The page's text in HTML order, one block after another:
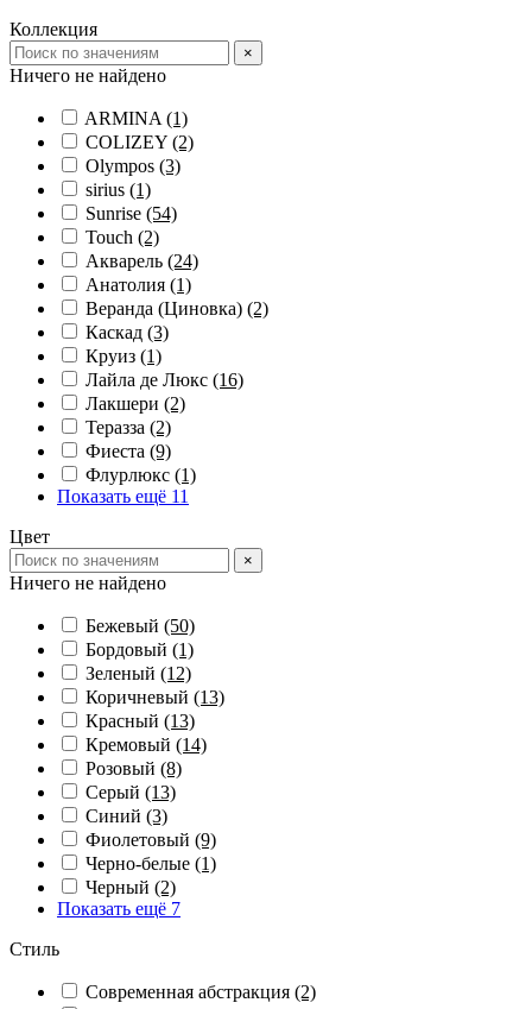
Коллекция
×
Ничего не найдено
ARMINA (1)
COLIZEY (2)
Olympos (3)
sirius (1)
Sunrise (54)
Touch (2)
Акварель (24)
Анатолия (1)
Веранда (Циновка) (2)
Каскад (3)
Круиз (1)
Лайла де Люкс (16)
Лакшери (2)
Теразза (2)
Фиеста (9)
Флурлюкс (1)
Показать ещё 11
Цвет
×
Ничего не найдено
Бежевый (50)
Бордовый (1)
Зеленый (12)
Коричневый (13)
Красный (13)
Кремовый (14)
Розовый (8)
Серый (13)
Синий (3)
Фиолетовый (9)
Черно-белые (1)
Черный (2)
Показать ещё 7
Стиль
Современная абстракция (2)